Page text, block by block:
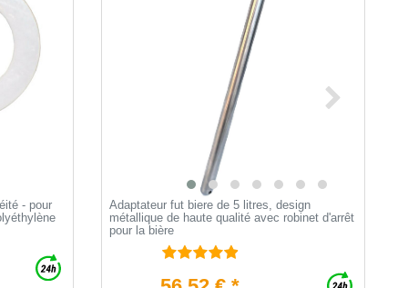
- pour
Adaptateur fut biere de 5 litres, design
métallique de haute qualité avec robinet d'arrêt
pour la bière